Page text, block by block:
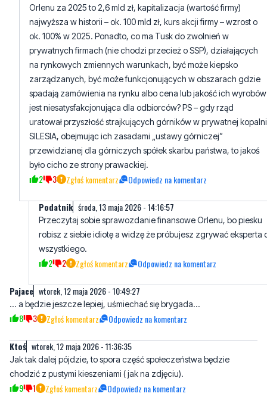
Orlenu za 2025 to 2,6 mld zł, kapitalizacja (wartość firmy)
najwyższa w historii – ok. 100 mld zł, kurs akcji firmy – wzrost o
ok. 100% w 2025. Ponadto, co ma Tusk do zwolnień w
prywatnych firmach (nie chodzi przecież o SSP), działających
na rynkowych zmiennych warunkach, być może kiepsko
zarządzanych, być może funkcjonujących w obszarach gdzie
spadają zamówienia na rynku albo cena lub jakość ich wyrobów
jest niesatysfakcjonująca dla odbiorców? PS – gdy rząd
uratował przyszłość strajkujących górników w prywatnej kopalni
SILESIA, obejmując ich zasadami „ustawy górniczej”
przewidzianej dla górniczych spółek skarbu państwa, to jakoś
było cicho ze strony prawackiej.
2 3 Zgłoś komentarz Odpowiedz na komentarz
Podatnik środa, 13 maja 2026 - 14:16:57
Przeczytaj sobie sprawozdanie finansowe Orlenu, bo piesku
robisz z siebie idiotę a widzę że próbujesz zgrywać eksperta
wszystkiego.
2 2 Zgłoś komentarz Odpowiedz na komentarz
Pajace wtorek, 12 maja 2026 - 10:49:27
... a będzie jeszcze lepiej, uśmiechać się brygada...
8 3 Zgłoś komentarz Odpowiedz na komentarz
Ktoś wtorek, 12 maja 2026 - 11:36:35
Jak tak dalej pójdzie, to spora część społeczeństwa będzie
chodzić z pustymi kieszeniami ( jak na zdjęciu).
9 1 Zgłoś komentarz Odpowiedz na komentarz